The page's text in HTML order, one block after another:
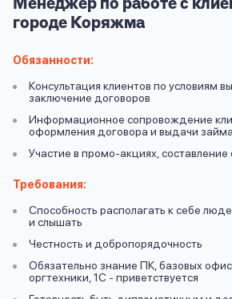
Менеджер по работе с
городе Коряжма
Обязанности:
Консультация клиентов по условиям
заключение договоров
Информационное сопровождение
оформления договора и выдачи займа
Участие в промо-акциях, составление
Требования:
Способность располагать к себе
и слышать
Честность и добропорядочность
Обязательно знание ПК, базовых
оргтехники, 1С - приветствуется
контакты
Задать
Ок
Ок
правилами
предоставления
политикой
даю
согласие
на
обработку
личных